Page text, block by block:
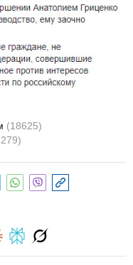
(18625)